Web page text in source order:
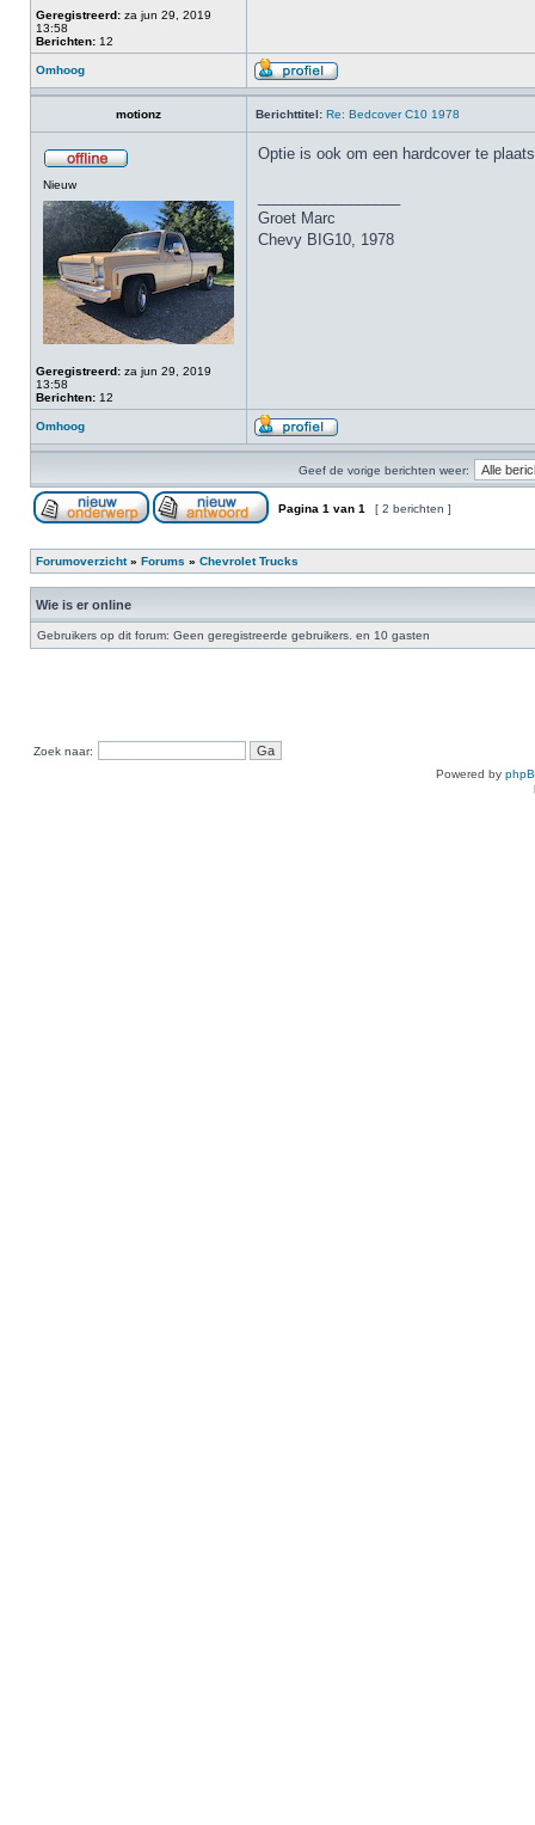
Geregistreerd: za jun 29, 2019
13:58
Berichten: 12
Omhoog
motionz Berichttitel: Re: Bedcover C10 1978
Nieuw
Geregistreerd: za jun 29, 2019
13:58
Berichten: 12
Optie is ook om een hardcover te
Groet Marc
Chevy BIG10, 1978
Omhoog
Geef de vorige berichten weer:
Pagina 1 van 1 [ 2 berichten ]
Forumoverzicht» Forums » Chevrolet Trucks
Wie is er online
Gebruikers op dit forum: Geen geregistreerde gebruikers. en 10 gasten
Zoek naar:
Powered by